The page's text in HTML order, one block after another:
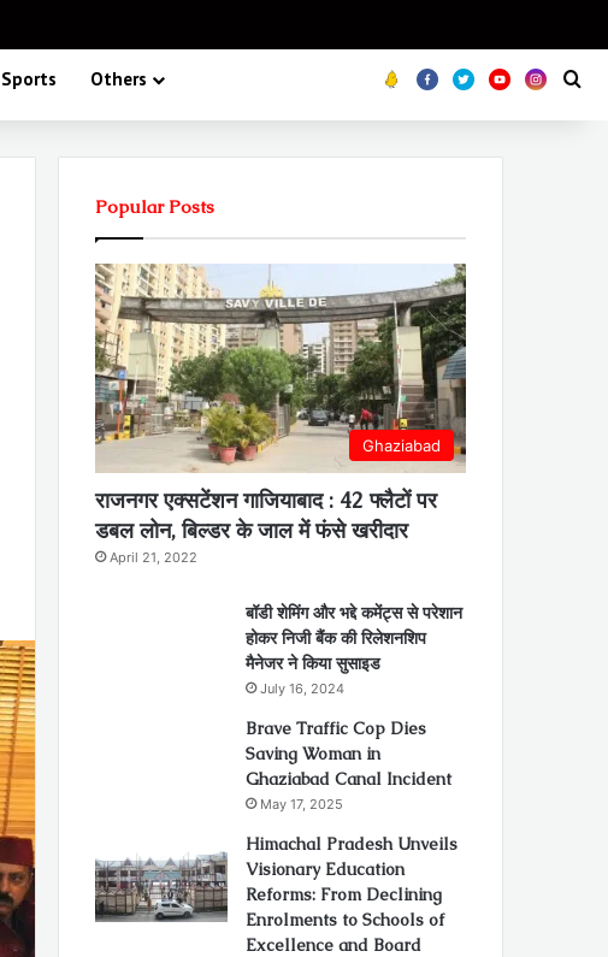
Sports Others Koo FB TwitterYoutube
Popular Posts
Ghaziabad
राजनगर एक्सटेंशन गाजियाबाद : 42 फ्लैटों पर
डबल लोन, बिल्डर के जाल में फंसे खरीदार
April 21, 2022
बॉडी शेमिंग और भद्दे कमेंट्स से परेशान
होकर निजी बैंक की रिलेशनशिप
मैनेजर ने किया सुसाइड
July 16, 2024
Brave Traffic Cop Dies
Saving Woman in
Ghaziabad Canal Incident
May 17, 2025
Himachal Pradesh Unveils
Visionary Education
Reforms: From Declining
Enrolments to Schools of
Excellence and Board